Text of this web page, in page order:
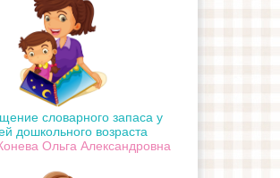
словарного запаса у
дошкольного возраста
Ольга Александровна